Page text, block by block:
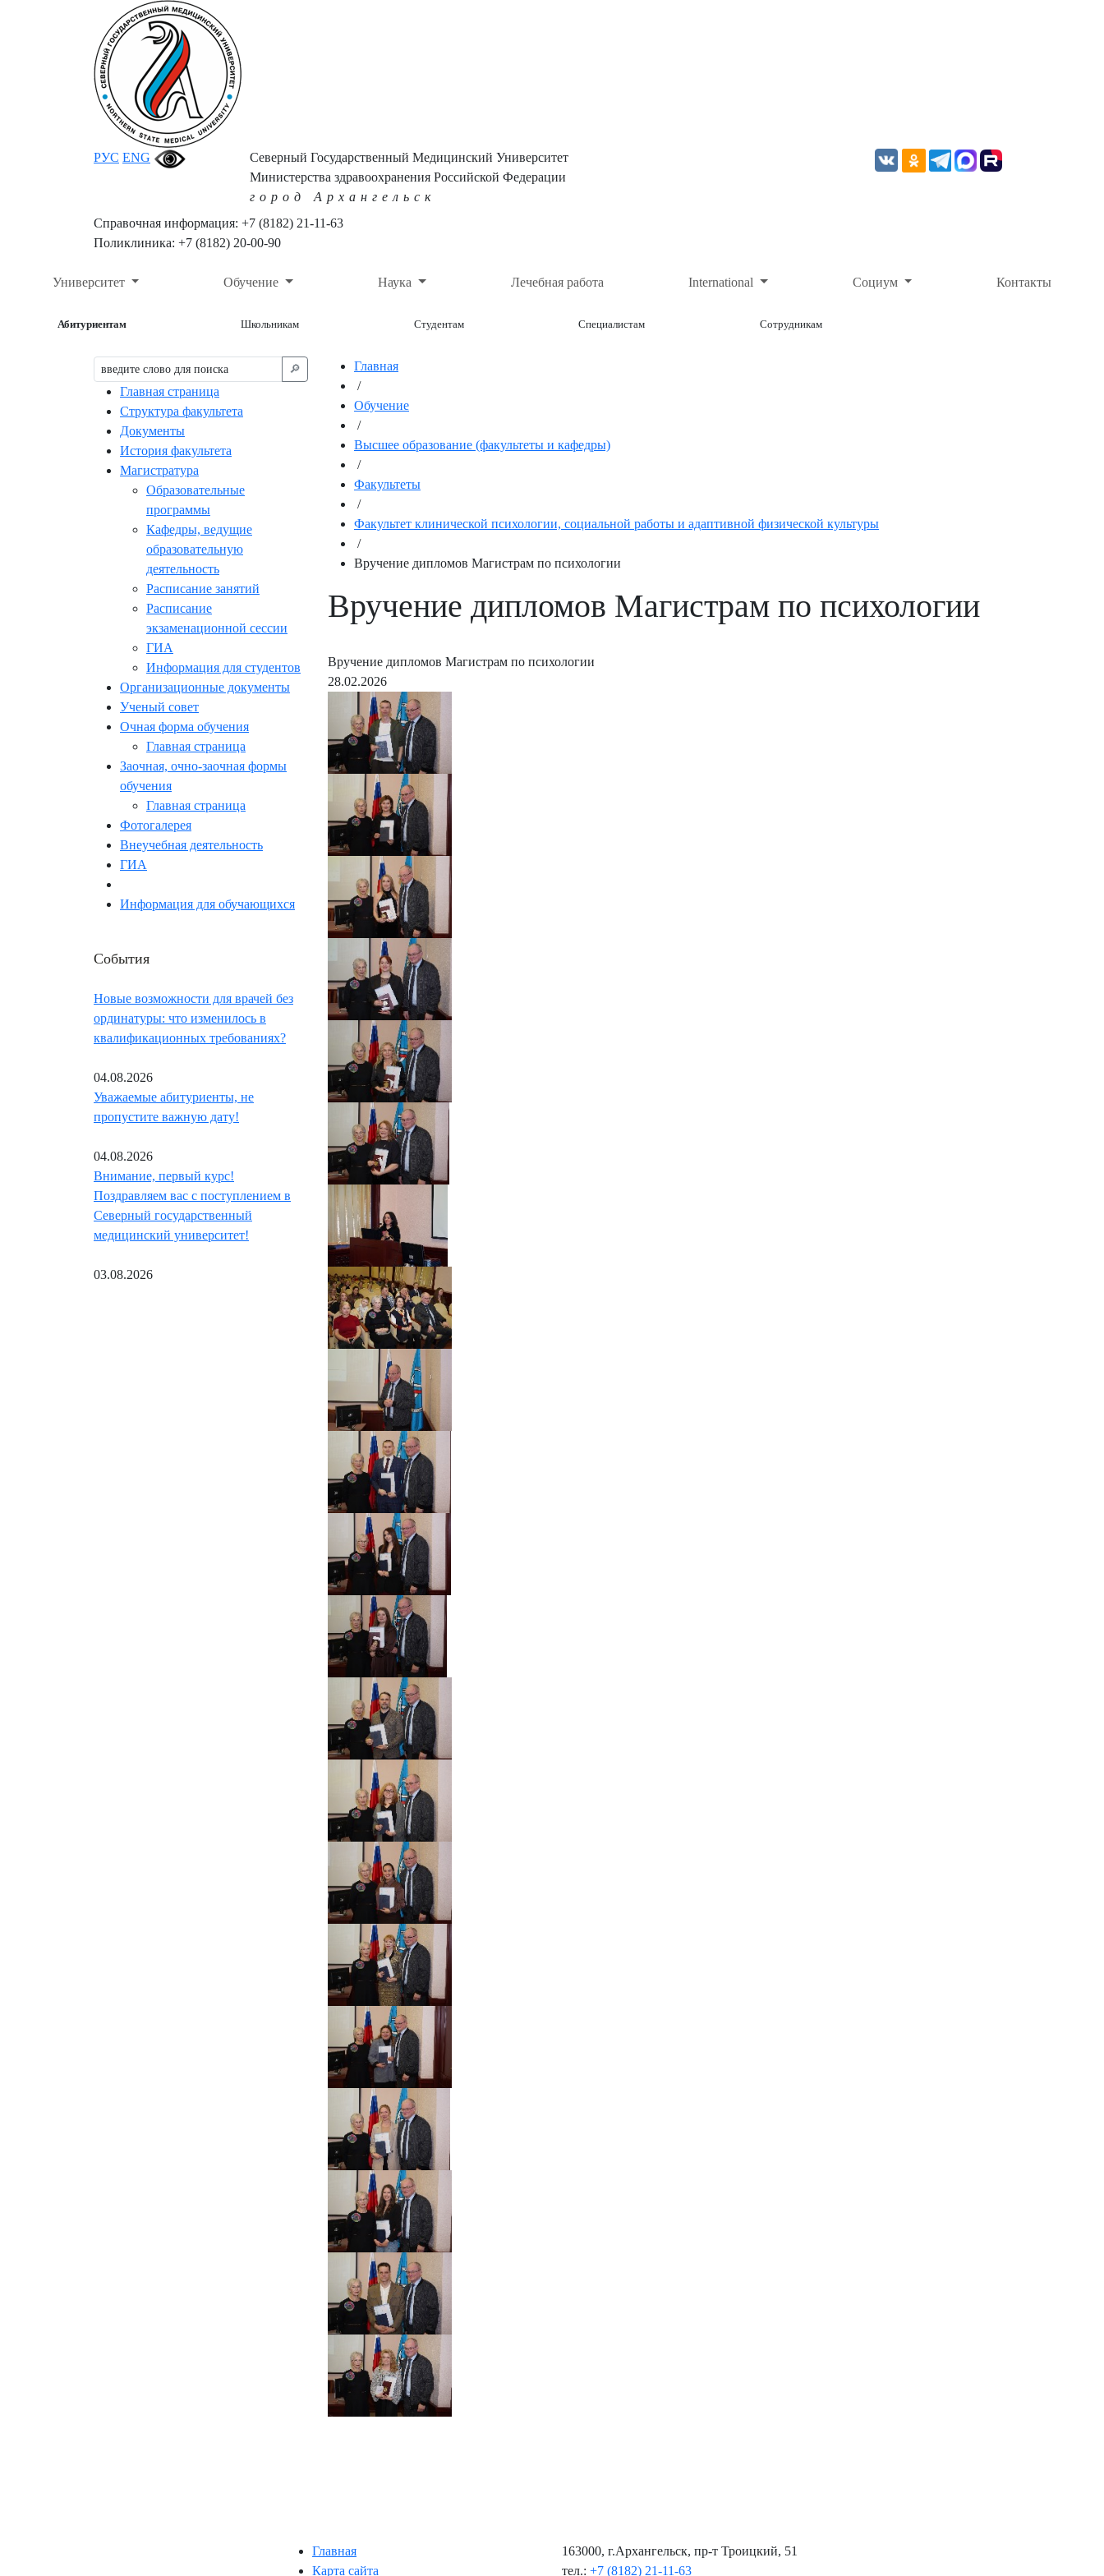
РУС ENG
Северный Государственный Медицинский Университет
Министерства здравоохранения Российской Федерации
город Архангельск
Справочная информация: +7 (8182) 21-11-63
Поликлиника: +7 (8182) 20-00-90
Университет Обучение Наука Лечебная работа International Социум Контакты
Абитуриентам Школьникам Студентам Специалистам Сотрудникам
🔎︎
Главная страница
Структура факультета
Документы
История факультета
Магистратура
Образовательные
программы
Кафедры, ведущие
образовательную
деятельность
Расписание занятий
Расписание
экзаменационной сессии
ГИА
Информация для студентов
Организационные документы
Ученый совет
Очная форма обучения
Главная страница
Заочная, очно-заочная формы
обучения
Главная страница
Фотогалерея
Внеучебная деятельность
ГИА
Информация для обучающихся
События
Новые возможности для врачей без
ординатуры: что изменилось в
квалификационных требованиях?
04.08.2026
Уважаемые абитуриенты, не
пропустите важную дату!
04.08.2026
Внимание, первый курс!
Поздравляем вас с поступлением в
Северный государственный
медицинский университет!
03.08.2026
Главная
/
Обучение
/
Высшее образование (факультеты и кафедры)
/
Факультеты
/
Факультет клинической психологии, социальной работы и адаптивной физической культуры
/
Вручение дипломов Магистрам по психологии
Вручение дипломов Магистрам по психологии
Вручение дипломов Магистрам по психологии
28.02.2026
Главная
Карта сайта
163000, г.Архангельск, пр-т Троицкий, 51
тел.: +7 (8182) 21-11-63